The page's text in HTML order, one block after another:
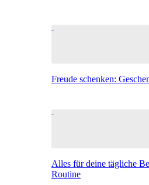
Freude schenken:
Alles für deine tägliche
Routine